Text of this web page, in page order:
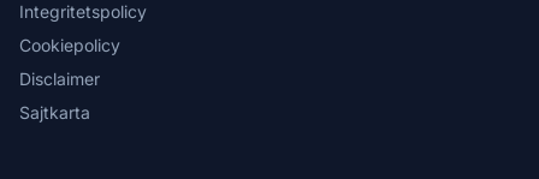
Integritetspolicy
Cookiepolicy
Disclaimer
Sajtkarta